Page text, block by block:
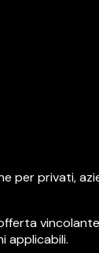
per privati,
applicabili.